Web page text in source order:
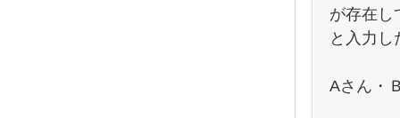
が存在
と入力し
Aさん・